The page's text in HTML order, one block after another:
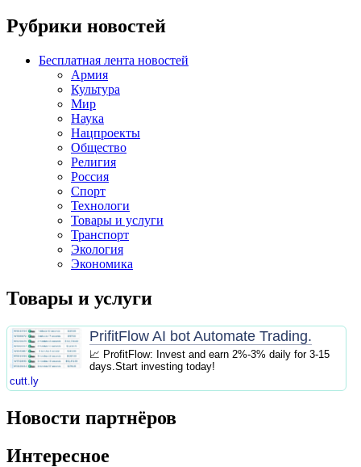
Рубрики новостей
Бесплатная лента новостей
Армия
Культура
Мир
Наука
Нацпроекты
Общество
Религия
Россия
Спорт
Технологи
Товары и услуги
Транспорт
Экология
Экономика
Товары и услуги
PrifitFlow AI bot Automate Trading.
📈 ProfitFlow: Invest and earn 2%-3% daily for 3-15
days.Start investing today!
cutt.ly
Новости партнёров
Интересное